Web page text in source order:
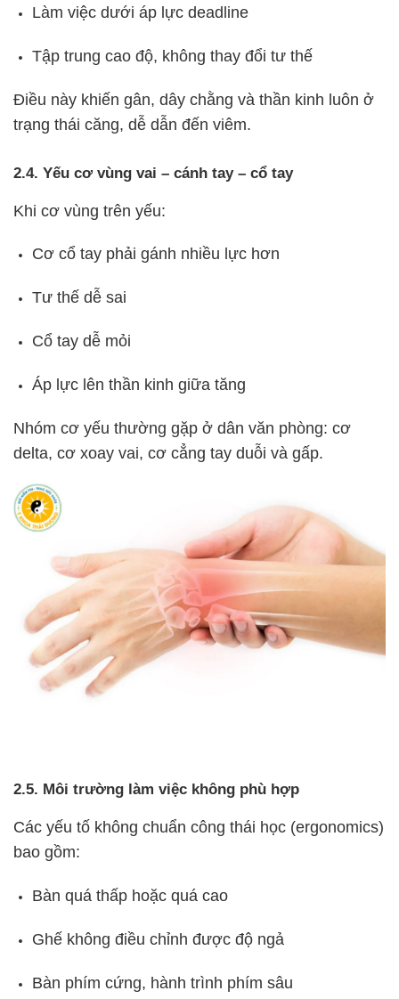
Làm việc dưới áp lực deadline
Tập trung cao độ, không thay đổi tư thế
Điều này khiến gân, dây chằng và thần kinh luôn ở
trạng thái căng, dễ dẫn đến viêm.
2.4. Yếu cơ vùng vai – cánh tay – cổ tay
Khi cơ vùng trên yếu:
Cơ cổ tay phải gánh nhiều lực hơn
Tư thế dễ sai
Cổ tay dễ mỏi
Áp lực lên thần kinh giữa tăng
Nhóm cơ yếu thường gặp ở dân văn phòng: cơ
delta, cơ xoay vai, cơ cẳng tay duỗi và gấp.
2.5. Môi trường làm việc không phù hợp
Các yếu tố không chuẩn công thái học (ergonomics)
bao gồm:
Bàn quá thấp hoặc quá cao
Ghế không điều chỉnh được độ ngả
Bàn phím cứng, hành trình phím sâu